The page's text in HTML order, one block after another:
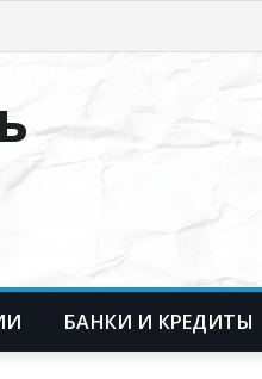
БАНКИ И КРЕДИТЫ